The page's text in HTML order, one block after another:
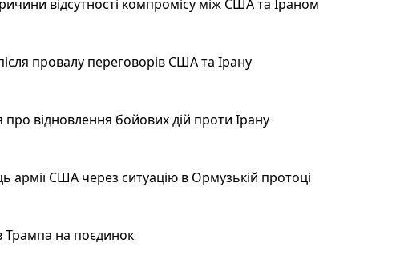
відсутності компромісу між США та Іраном
провалу переговорів США та Ірану
відновлення бойових дій проти Ірану
армії США через ситуацію в Ормузькій протоці
Трампа на поєдинок